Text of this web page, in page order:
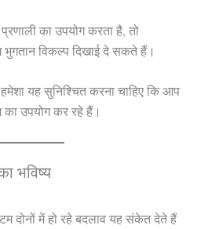
का उपयोग करता है, तो
विकल्प दिखाई दे सकते हैं।
यह सुनिश्चित करना चाहिए कि आप
का उपयोग कर रहे हैं।
भविष्य
दोनों में हो रहे बदलाव यह संकेत देते हैं